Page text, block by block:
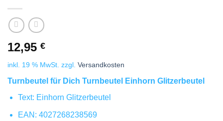
12,95 €
inkl. 19 % MwSt. zzgl. Versandkosten
Turnbeutel für Dich Turnbeutel Einhorn Glitzerbeutel
Text: Einhorn Glitzerbeutel
EAN: 4027268238569